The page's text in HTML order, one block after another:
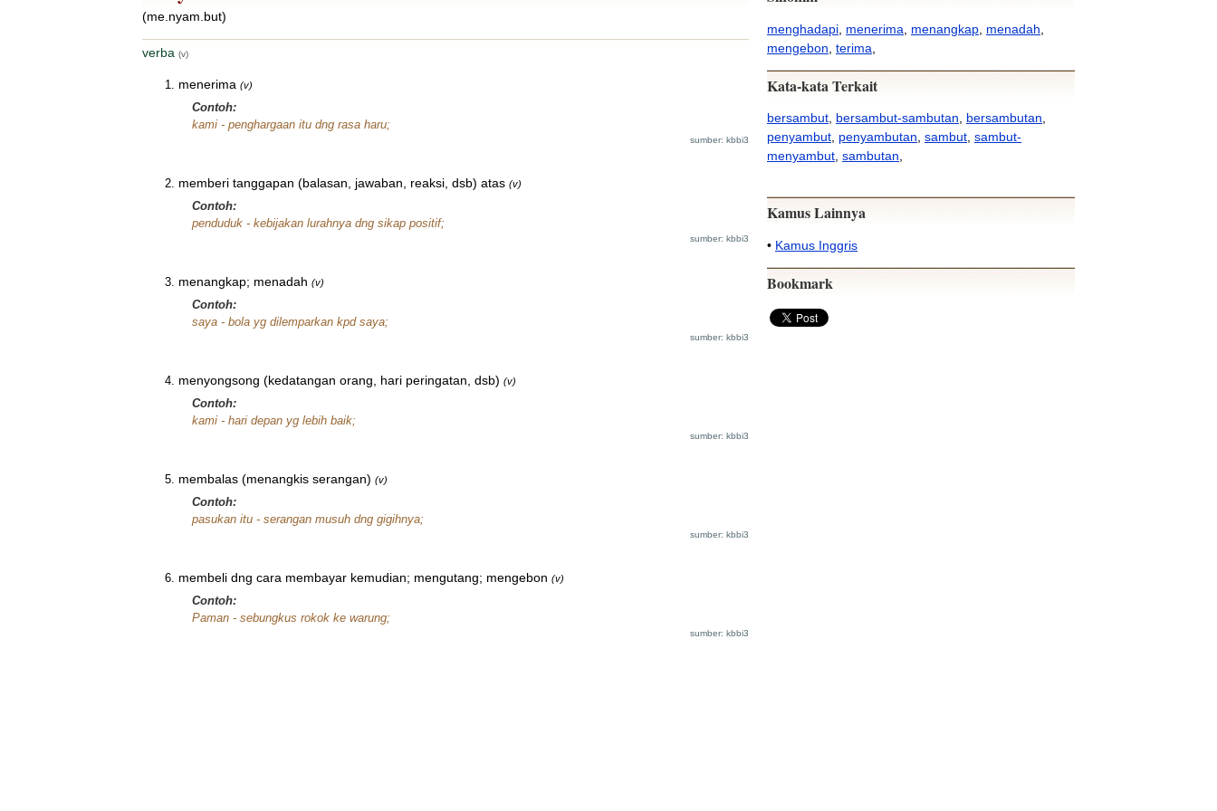
(me.nyam.but)
verba (v)
menerima (v)
Contoh:
kami - penghargaan itu dng rasa haru;
sumber: kbbi3
memberi tanggapan (balasan, jawaban, reaksi, dsb) atas (v)
Contoh:
penduduk - kebijakan lurahnya dng sikap positif;
sumber: kbbi3
menangkap; menadah (v)
Contoh:
saya - bola yg dilemparkan kpd saya;
sumber: kbbi3
menyongsong (kedatangan orang, hari peringatan, dsb) (v)
Contoh:
kami - hari depan yg lebih baik;
sumber: kbbi3
membalas (menangkis serangan) (v)
Contoh:
pasukan itu - serangan musuh dng gigihnya;
sumber: kbbi3
membeli dng cara membayar kemudian; mengutang; mengebon (v)
Contoh:
Paman - sebungkus rokok ke warung;
sumber: kbbi3
menghadapi menerima menangkap menadah
mengebon terima
Kata-kata Terkait
bersambut bersambut-sambutan bersambutan
penyambut penyambutan sambut sambut-
menyambut sambutan
Kamus Lainnya
• Kamus Inggris
Bookmark